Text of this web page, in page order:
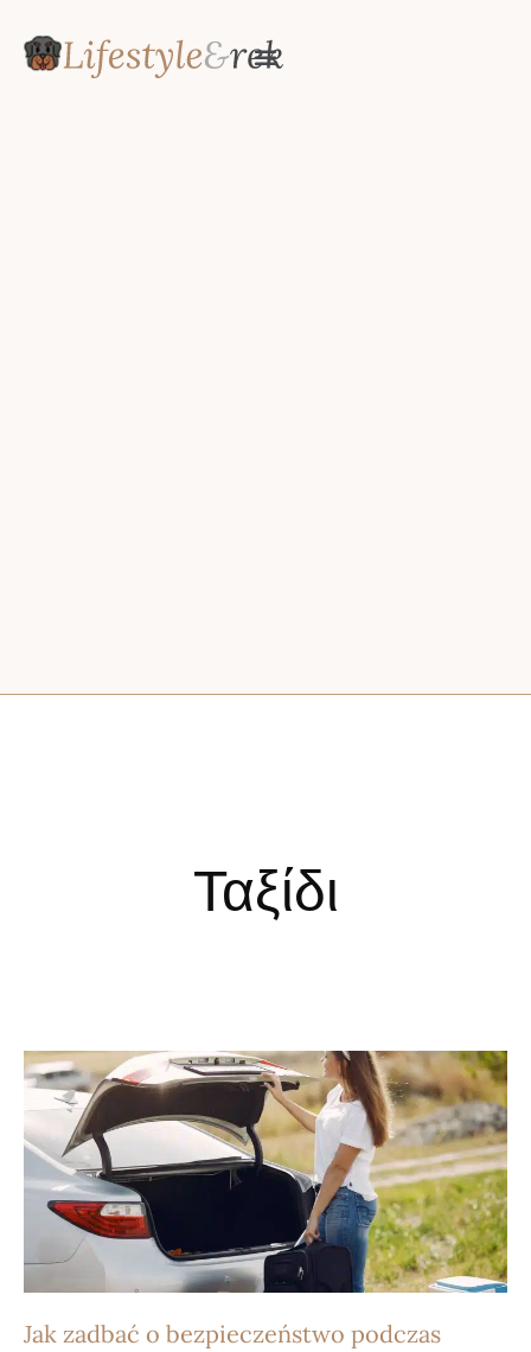
Ταξίδι
Jak zadbać o bezpieczeństwo podczas